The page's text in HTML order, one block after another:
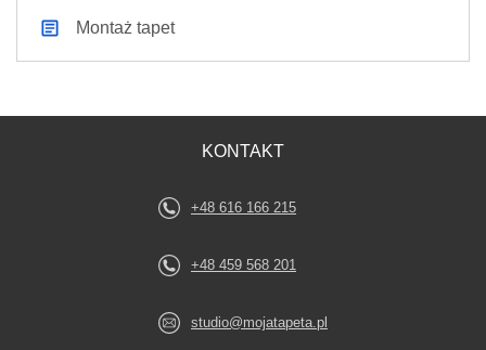
Montaż tapet
KONTAKT
+48 616 166 215
+48 459 568 201
studio@mojatapeta.pl